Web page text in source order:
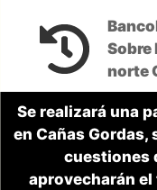
Sobre
norte
Se realizará una
en Cañas
cuestiones
aprovecharán